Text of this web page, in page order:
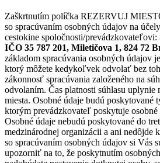
Zaškrtnutím políčka REZERVUJ
so spracúvaním osobných údajov na
cestokine spoločnosti/prevádzkovateľovi:
IČO 35 787 201, Miletičova 1, 824 72
základom spracúvania osobných údajov
ktorý môžete kedykoľvek odvolať bez
zákonnosť spracúvania založeného na
odvolaním. Čas platnosti súhlasu uplynie
miesta. Osobné údaje budú poskytované
ktorým prevádzkovateľ poskytuje osobné
Osobné údaje nebudú poskytované do
medzinárodnej organizácii a ani nedôjde
so spracúvaním osobných údajov si Vás
upozorniť na to, že poskytnutím